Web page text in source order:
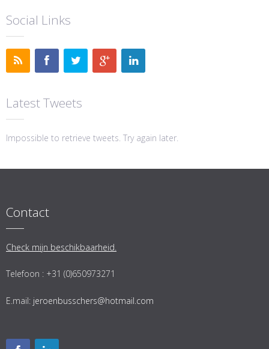
Social Links
Latest Tweets
Impossible to retrieve tweets. Try again later.
Contact
Check mijn beschikbaarheid.
Telefoon : +31 (0)650973271
E.mail: jeroenbusschers@hotmail.com